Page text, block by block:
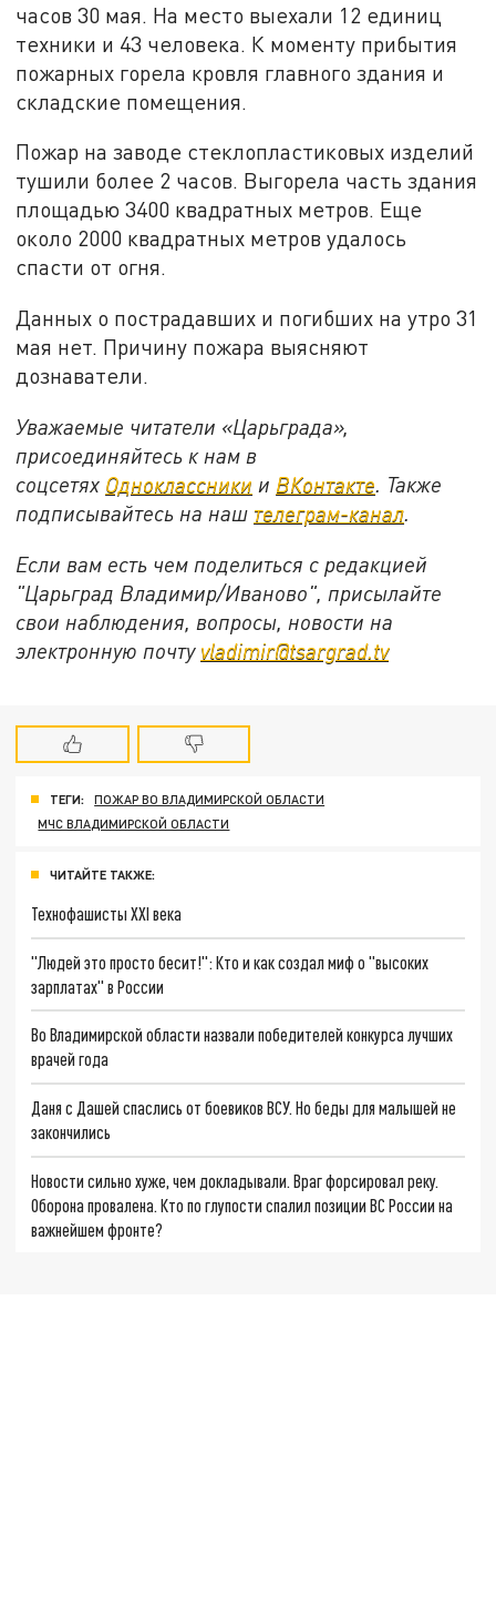
часов 30 мая. На место выехали 12 единиц
техники и 43 человека. К моменту прибытия
пожарных горела кровля главного здания и
складские помещения.
Пожар на заводе стеклопластиковых изделий
тушили более 2 часов. Выгорела часть здания
площадью 3400 квадратных метров. Еще
около 2000 квадратных метров удалось
спасти от огня.
Данных о пострадавших и погибших на утро 31
мая нет. Причину пожара выясняют
дознаватели.
Уважаемые читатели «Царьграда»,
присоединяйтесь к нам в
соцсетях Одноклассники и ВКонтакте. Также
подписывайтесь на наш телеграм-канал.
Если вам есть чем поделиться с редакцией
"Царьград Владимир/Иваново", присылайте
свои наблюдения, вопросы, новости на
электронную почту vladimir@tsargrad.tv
ТЕГИ:
ПОЖАР ВО ВЛАДИМИРСКОЙ ОБЛАСТИ
МЧС ВЛАДИМИРСКОЙ ОБЛАСТИ
ЧИТАЙТЕ ТАКЖЕ:
Технофашисты XXI века
"Людей это просто бесит!": Кто и как создал миф о "высоких
зарплатах" в России
Во Владимирской области назвали победителей конкурса лучших
врачей года
Даня с Дашей спаслись от боевиков ВСУ. Но беды для малышей не
закончились
Новости сильно хуже, чем докладывали. Враг форсировал реку.
Оборона провалена. Кто по глупости спалил позиции ВС России на
важнейшем фронте?